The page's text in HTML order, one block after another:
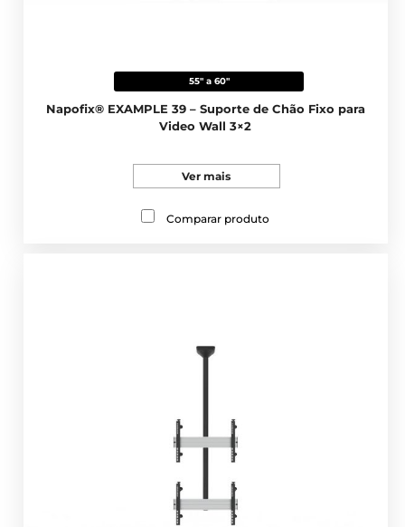
55" a 60"
Napofix® EXAMPLE 39 – Suporte de Chão Fixo para
Video Wall 3×2
Ver mais
Comparar produto